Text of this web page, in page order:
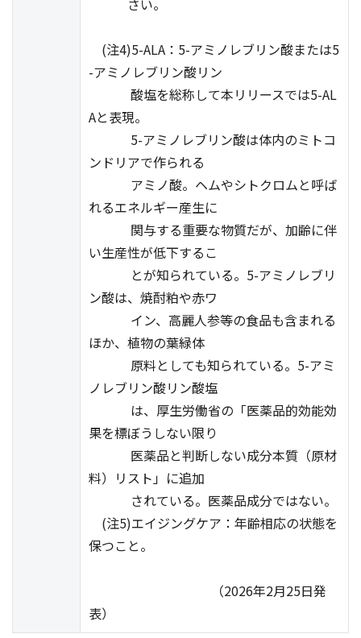
さい。
(注4)5-ALA：5-アミノレブリン酸または5
-アミノレブリン酸リン
酸塩を総称して本リリースでは5-AL
Aと表現。
5-アミノレブリン酸は体内のミトコ
ンドリアで作られる
アミノ酸。ヘムやシトクロムと呼ば
れるエネルギー産生に
関与する重要な物質だが、加齢に伴
い生産性が低下するこ
とが知られている。5-アミノレブリ
ン酸は、焼酎粕や赤ワ
イン、高麗人参等の食品も含まれる
ほか、植物の葉緑体
原料としても知られている。5-アミ
ノレブリン酸リン酸塩
は、厚生労働省の「医薬品的効能効
果を標ぼうしない限り
医薬品と判断しない成分本質（原材
料）リスト」に追加
されている。医薬品成分ではない。
(注5)エイジングケア：年齢相応の状態を
保つこと。
（2026年2月25日発
表）